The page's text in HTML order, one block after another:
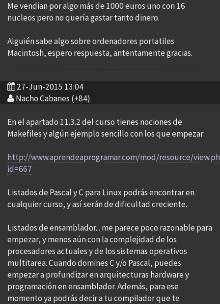
Me vendian por algo más de 1000 euros uno con 16
nucleos pero no quería gastar tanto dinero.
Alguién sabe algo sobre ordenadores portatiles
Macintosh, espero respuesta, antentamente gracias.
27-Jun-2015 13:04
Nacho Cabanes (+84)
En el apartado 11.3.2 del curso tienes nociones de
Makefiles y algún ejemplo sencillo con los que empezar:
http://www.aprendeaprogramar.com/mod/resource/
id=667
Listados de Pascal y C para Linux podrás encontrar en
cualquier curso, y así serán de dificultad creciente.
Listados de ensamblador... me parece poco razonable para
empezar, y menos aún con la complejidad de los
procesadores actuales y de los sistemas operativos
multitarea. Cuando domines C y/o Pascal, puedes
empezar a profundizar en arquitecturas hardware y
programación en ensamblador. Además, para ese
momento ya podrás decir a tu compilador que te